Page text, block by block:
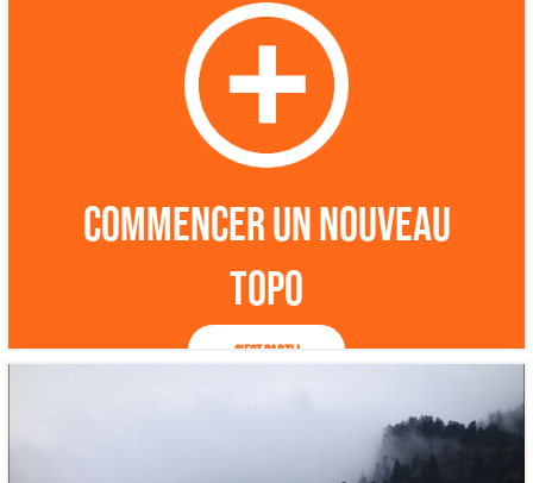
Commencer un nouveau
topo
C'est parti !